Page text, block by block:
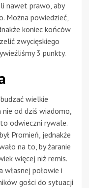
nawet prawo, aby
Można powiedzieć,
koniec końców
zwycięskiego
3 punkty.
wielkie
od dziś wiadomo,
odwieczni rywale.
Promień, jednakże
na to, by żaranie
więcej niż remis.
połowie i
gości do sytuacji